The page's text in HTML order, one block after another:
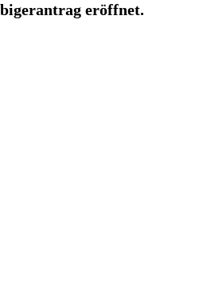
eröffnet.